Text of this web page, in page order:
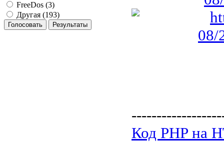
FreeDos (3)
Другая (193)
Код PHP на